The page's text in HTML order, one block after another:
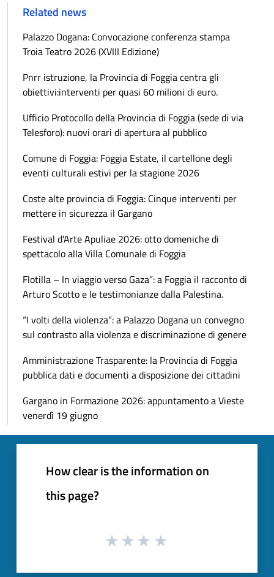
Related news
Palazzo Dogana: Convocazione conferenza stampa
Troia Teatro 2026 (XVIII Edizione)
Pnrr istruzione, la Provincia di Foggia centra gli
obiettivi:interventi per quasi 60 milioni di euro.
Ufficio Protocollo della Provincia di Foggia (sede di via
Telesforo): nuovi orari di apertura al pubblico
Comune di Foggia: Foggia Estate, il cartellone degli
eventi culturali estivi per la stagione 2026
Coste alte provincia di Foggia: Cinque interventi per
mettere in sicurezza il Gargano
Festival d'Arte Apuliae 2026: otto domeniche di
spettacolo alla Villa Comunale di Foggia
Flotilla – In viaggio verso Gaza”: a Foggia il racconto di
Arturo Scotto e le testimonianze dalla Palestina.
“I volti della violenza”: a Palazzo Dogana un convegno
sul contrasto alla violenza e discriminazione di genere
Amministrazione Trasparente: la Provincia di Foggia
pubblica dati e documenti a disposizione dei cittadini
Gargano in Formazione 2026: appuntamento a Vieste
venerdì 19 giugno
How clear is the information on
this page?